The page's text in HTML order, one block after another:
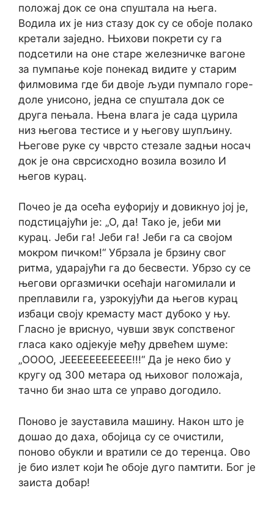
положај док се она спуштала на њега.
Водила их је низ стазу док су се обоје полако
кретали заједно. Њихови покрети су га
подсетили на оне старе железничке вагоне
за пумпање које понекад видите у старим
филмовима где би двоје људи пумпало горе-
доле унисоно, једна се спуштала док се
друга пењала. Њена влага је сада цурила
низ његова тестисе и у његову шупљину.
Његове руке су чврсто стезале задњи носач
док је она сврсисходно возила возило И
његов курац.
Почео је да осећа еуфорију и довикнуо јој је,
подстицајући је: „О, да! Тако је, јеби ми
курац. Јеби га! Јеби га! Јеби га са својом
мокром пичком!“ Убрзала је брзину свог
ритма, ударајући га до бесвести. Убрзо су се
његови оргазмички осећаји нагомилали и
преплавили га, узрокујући да његов курац
избаци своју кремасту маст дубоко у њу.
Гласно је вриснуо, чувши звук сопственог
гласа како одјекује међу дрвећем шуме:
„ОООО, ЈЕЕЕЕЕЕЕЕЕЕЕ!!!“ Да је неко био у
кругу од 300 метара од њиховог положаја,
тачно би знао шта се управо догодило.
Поново је зауставила машину. Након што је
дошао до даха, обојица су се очистили,
поново обукли и вратили се до теренца. Ово
је био излет који ће обоје дуго памтити. Бог је
заиста добар!